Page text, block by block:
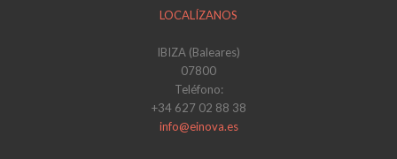
LOCALÍZANOS
IBIZA (Baleares)
07800
Teléfono:
+34 627 02 88 38
info@einova.es